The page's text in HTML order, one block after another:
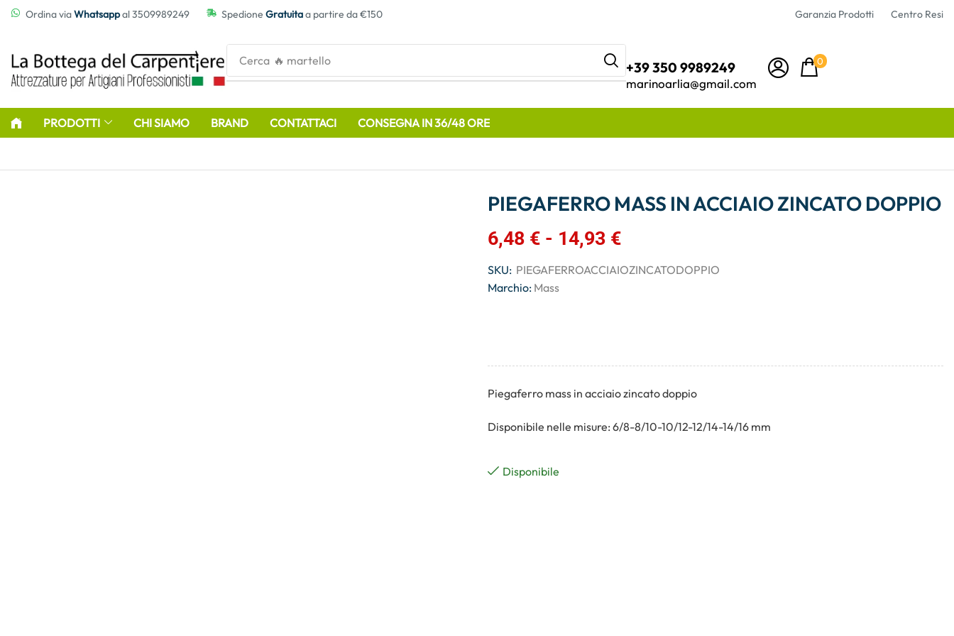
contenutoOrdina viaWhatsappal 3509989249 Spedione Gratuitaa partire da €150 Garanzia Prodotti Centro Resi
Cerca 🔥 martello +39 350 9989249
marinoarlia@gmail.com
0
PRODOTTI CHI SIAMO BRAND CONTATTACI CONSEGNA IN 36/48 ORE
PIEGAFERRO MASS IN ACCIAIO ZINCATO DOPPIO
6,48 € - 14,93 €
SKU: PIEGAFERROACCIAIOZINCATODOPPIO
Marchio: Mass
Piegaferro mass in acciaio zincato doppio
Disponibile nelle misure: 6/8-8/10-10/12-12/14-14/16 mm
Disponibile